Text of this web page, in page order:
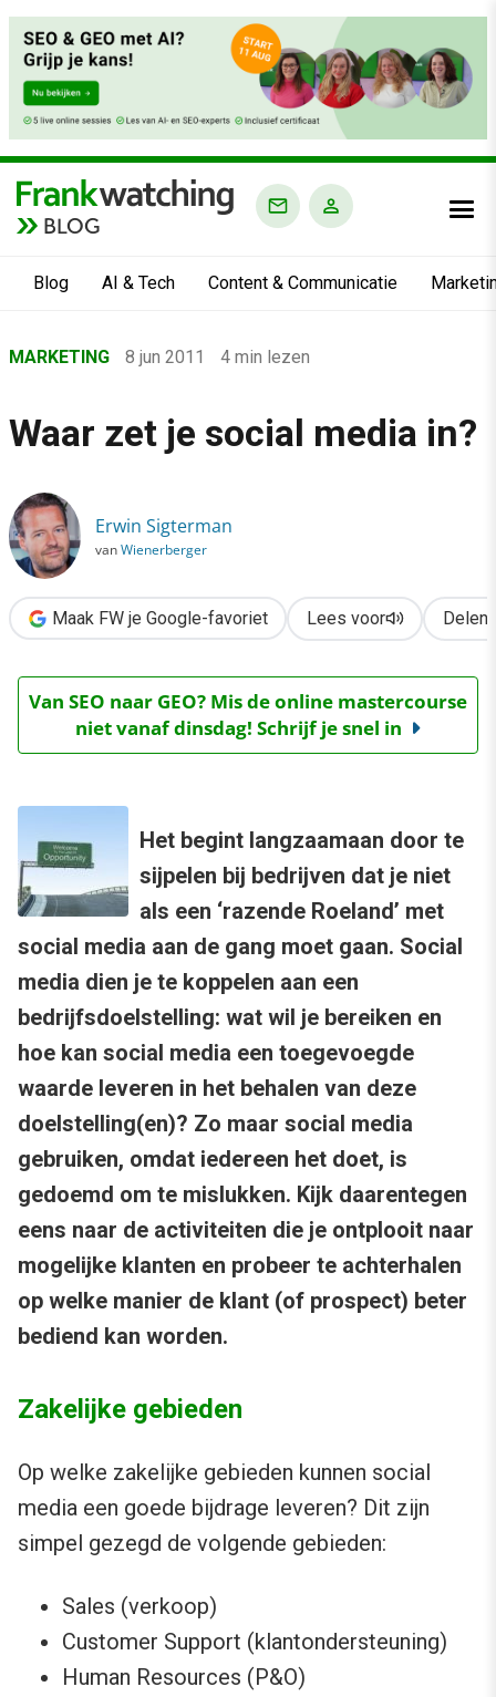
BLOG
Blog AI & Tech Content & Communicatie
›
›
›
Waar zet je social media in?
MARKETING 8 jun 2011 4 min lezen
Waar zet je social media in?
Erwin Sigterman
vanWienerberger
Maak FW je Google-favoriet Lees voor Delen
Van SEO naar GEO? Mis de online mastercourse
niet vanaf dinsdag! Schrijf je snel in
Het begint langzaamaan door te
sijpelen bij bedrijven dat je niet
als een ‘razende Roeland’ met
social media aan de gang moet gaan. Social
media dien je te koppelen aan een
bedrijfsdoelstelling: wat wil je bereiken en
hoe kan social media een toegevoegde
waarde leveren in het behalen van deze
doelstelling(en)? Zo maar social media
gebruiken, omdat iedereen het doet, is
gedoemd om te mislukken. Kijk daarentegen
eens naar de activiteiten die je ontplooit naar
mogelijke klanten en probeer te achterhalen
op welke manier de klant (of prospect) beter
bediend kan worden.
Zakelijke gebieden
Op welke zakelijke gebieden kunnen social
media een goede bijdrage leveren? Dit zijn
simpel gezegd de volgende gebieden:
Sales (verkoop)
Customer Support (klantondersteuning)
Human Resources (P&O)